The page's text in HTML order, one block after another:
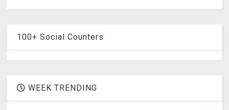
100+ Social Counters
WEEK TRENDING